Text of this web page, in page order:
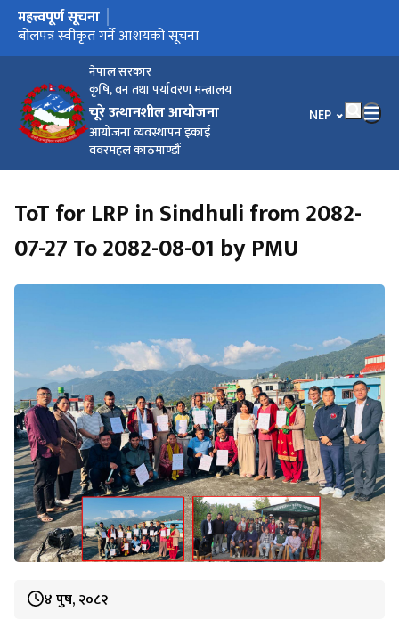
नेपाल सरकार
कृषि, वन तथा पर्यावरण मन्त्रालय
चूरे उत्थानशील आयोजना
आयोजना व्यवस्थापन इकाई
ववरमहल काठमाण्डौं
भाषा चयन गर्नुहोस्
NEP
मुख्य नेभिगेसनमा जानुहोस्
महत्त्वपूर्ण सूचना
उपस्थिति सम्बन्धमा ।
बोलपत्र स्वीकृत गर्ने आशयको सूचना
ToT for LRP in Sindhuli from 2082-
07-27 To 2082-08-01 by PMU
४ पुष, २०८२